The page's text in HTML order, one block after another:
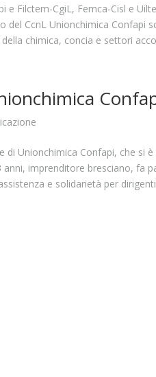
e Filctem-CgiL, Femca-Cisl e
del CcnL Unionchimica Confapi
chimica, concia e settori
di Unionchimica Confapi, che
imprenditore bresciano, fa
e solidarietà per